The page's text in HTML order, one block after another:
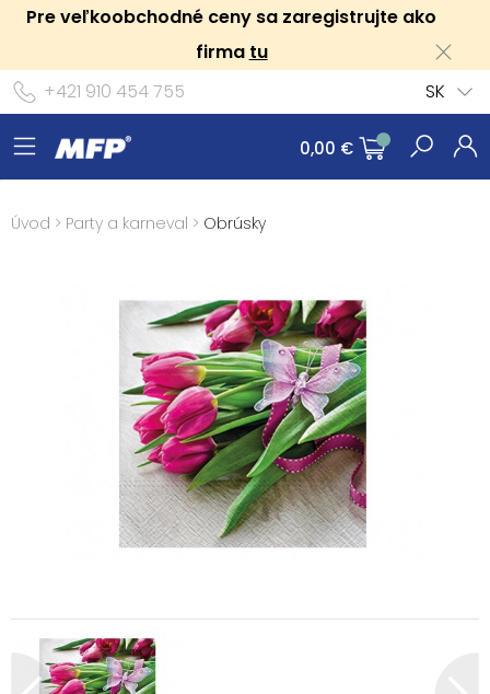
Pre veľkoobchodné ceny sa zaregistrujte ako
firma tu
+421 910 454 755
SK
0,00 €
Úvod > Party a karneval > Obrúsky